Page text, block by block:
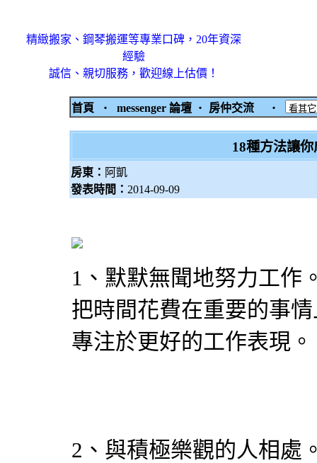
精緻搬家、鋼琴搬運等專業口碑，20年資深
經驗
誠信、親切服務，歡迎線上估價！
首頁 ‧ messenger 論壇 ‧ 房仲交流 ‧
18種方法讓
房東： 阿凱
發表時間： 2014-09-09
1、默默無聞地努力工作
把時間花費在重要的事
專注於更好的工作表現。
2、與積極樂觀的人相處